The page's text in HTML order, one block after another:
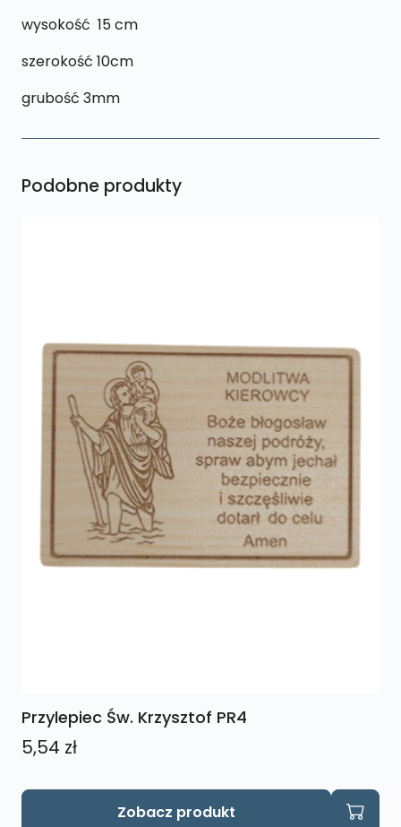
wysokość 15 cm
szerokość 10cm
grubość 3mm
Podobne produkty
Przylepiec Św. Krzysztof PR4
5,54 zł
Zobacz produkt